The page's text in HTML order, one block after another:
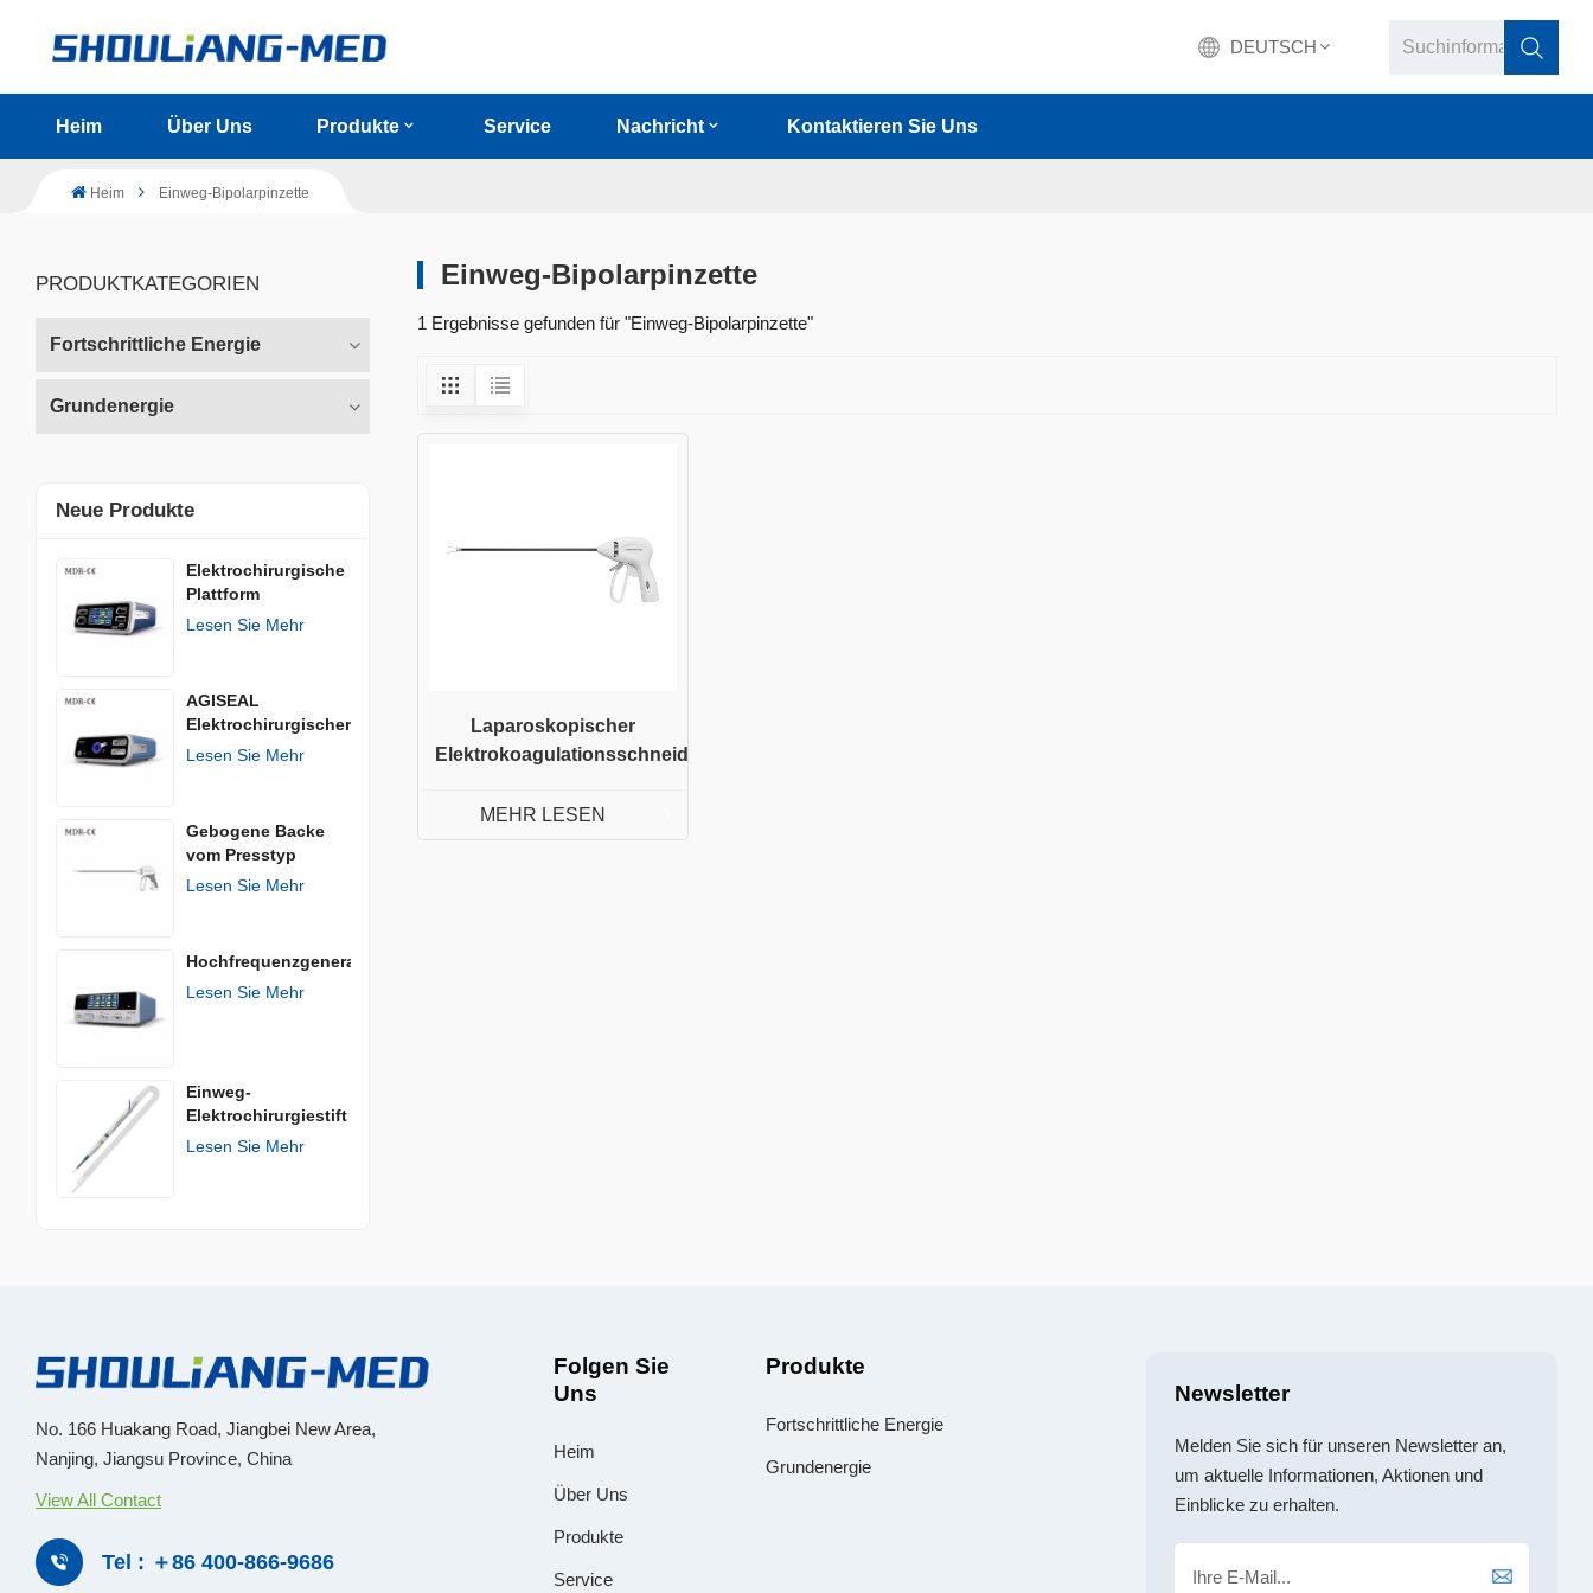
DEUTSCH
English
Heim Über Uns Produkte Service Nachricht Kontaktieren Sie Uns
Heim Einweg-Bipolarpinzette
PRODUKTKATEGORIEN
Fortschrittliche Energie
Grundenergie
Neue Produkte
Elektrochirurgische
Plattform
Lesen Sie Mehr
AGISEAL
Elektrochirurgischer
Generator
Lesen Sie Mehr
Gebogene Backe
vom Presstyp
Lesen Sie Mehr
Hochfrequenzgenerator
Lesen Sie Mehr
Einweg-
Elektrochirurgiestift
Lesen Sie Mehr
Einweg-Bipolarpinzette
1 Ergebnisse gefunden für "Einweg-Bipolarpinzette"
Laparoskopischer
Elektrokoagulationsschneider
MEHR LESEN
No. 166 Huakang Road, Jiangbei New Area,
Nanjing, Jiangsu Province, China
View All Contact
Tel : ＋86 400-866-9686
Folgen Sie
Uns
Heim
Über Uns
Produkte
Service
Produkte
Fortschrittliche Energie
Grundenergie
Newsletter
Melden Sie sich für unseren Newsletter an,
um aktuelle Informationen, Aktionen und
Einblicke zu erhalten.